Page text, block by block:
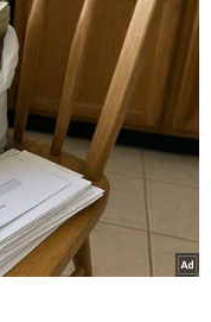
Việc lựa
tỉ lệ quy đổi
yêu thích du
tận hưởng